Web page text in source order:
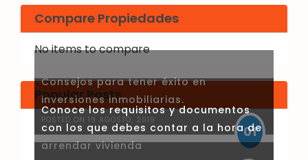
Compare Propiedades
No items to compare
Popular Posts
Consejos para tener éxito en
inversiones inmobiliarias.
POSTED ON 19 AGOSTO, 2019
01
Conoce los requisitos y documentos
con los que debes contar a la hora de
arrendar vivienda